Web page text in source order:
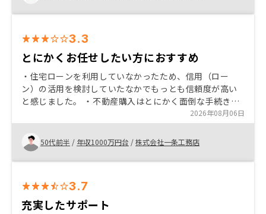
3.3
とにかくお任せしたい方におすすめ
・住宅ローンを利用していなかったため、信用（ロー
ン）の活用を検討していたなかでもっとも信頼度が高い
と感じました。 ・不動産購入はとにかく面倒な手続きが
多いと思いますが、最小限にする仕組みが構築されてい
て素人が始めるにはちょうど良いと思います。
2026年08月06日
50代前半 / 年収1000万円台 /株式会社一条工務店
3.7
充実したサポート